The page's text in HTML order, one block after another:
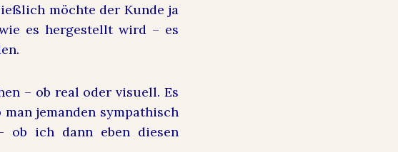
möchte der Kunde ja
es hergestellt wird – es
– ob real oder visuell. Es
jemanden sympathisch
ich dann eben diesen